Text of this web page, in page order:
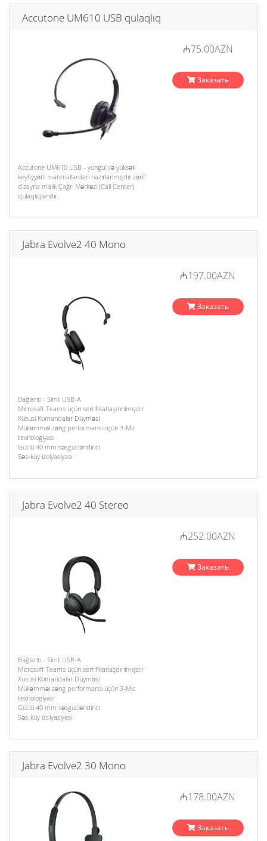
Accutone UM610 USB qulaqlıq
Accutone UM610 USB - yüngül və yüksək
keyfiyyətli materiallardan hazırlanmışdır zərif
dizayna malik Çağrı Mərkəzi (Call Center)
qulaqlıqlarıdır.
₼75.00AZN
Заказать
Jabra Evolve2 40 Mono
Bağlantı - Simli USB-A
Microsoft Teams üçün sertifikatlaşdırılmışdır
Xüsusi Komandalar Düyməsi
Mükəmməl zəng performansı üçün 3-Mic
texnologiyası
Güclü 40 mm səsgücləndirici
Səs-küy izolyasiyası
₼197.00AZN
Заказать
Jabra Evolve2 40 Stereo
Bağlantı - Simli USB-A
Microsoft Teams üçün sertifikatlaşdırılmışdır
Xüsusi Komandalar Düyməsi
Mükəmməl zəng performansı üçün 3-Mic
texnologiyası
Güclü 40 mm səsgücləndirici
Səs-küy izolyasiyası
₼252.00AZN
Заказать
Jabra Evolve2 30 Mono
₼178.00AZN
Заказать